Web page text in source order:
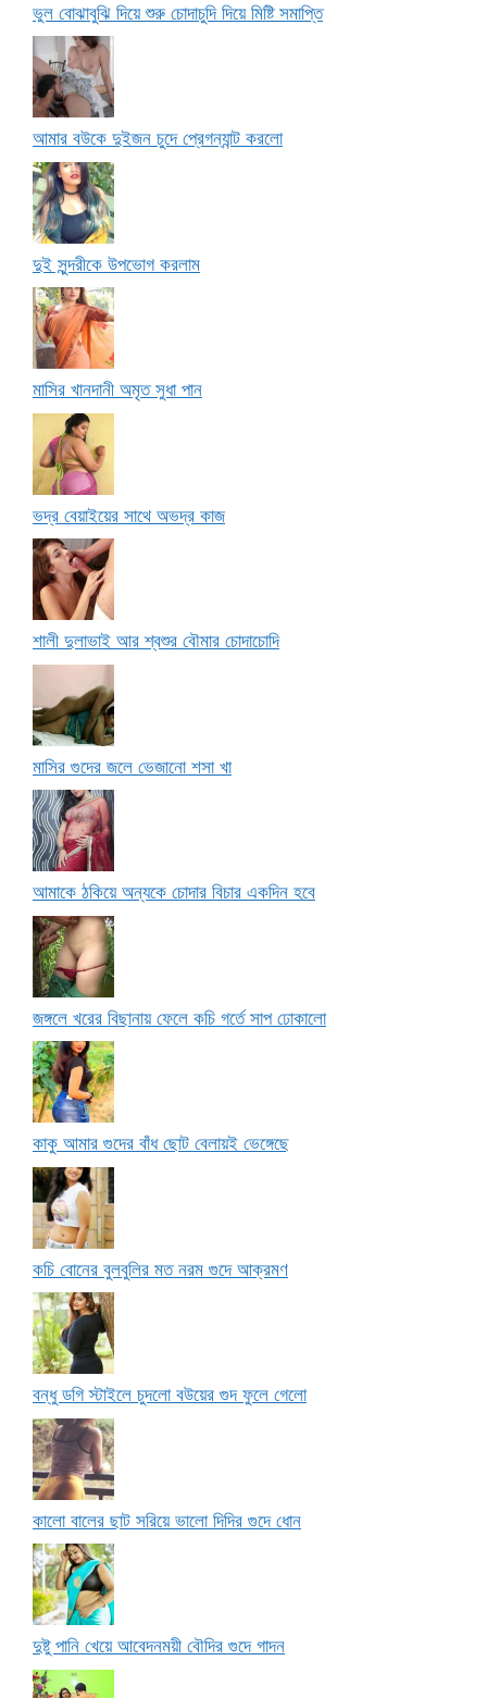
ভুল বোঝাবুঝি দিয়ে শুরু চোদাচুদি দিয়ে মিষ্টি সমাপ্তি
আমার বউকে দুইজন চুদে প্রেগন্যান্ট করলো
দুই সুন্দরীকে উপভোগ করলাম
মাসির খানদানী অমৃত সুধা পান
ভদ্র বেয়াইয়ের সাথে অভদ্র কাজ
শালী দুলাভাই আর শ্বশুর বৌমার চোদাচোদি
মাসির গুদের জলে ভেজানো শসা খা
আমাকে ঠকিয়ে অন্যকে চোদার বিচার একদিন হবে
জঙ্গলে খরের বিছানায় ফেলে কচি গর্তে সাপ ঢোকালো
কাকু আমার গুদের বাঁধ ছোট বেলায়ই ভেঙ্গেছে
কচি বোনের বুলবুলির মত নরম গুদে আক্রমণ
বন্ধু ডগি স্টাইলে চুদলো বউয়ের গুদ ফুলে গেলো
কালো বালের ছাট সরিয়ে ভালো দিদির গুদে ধোন
দুষ্টু পানি খেয়ে আবেদনময়ী বৌদির গুদে গাদন